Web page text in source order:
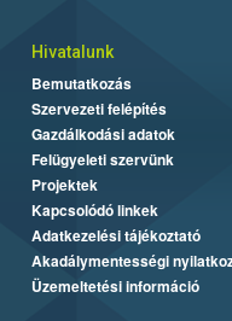
Hivatalunk
Bemutatkozás
Szervezeti felépítés
Gazdálkodási adatok
Felügyeleti szervünk
Projektek
Kapcsolódó linkek
Adatkezelési tájékoztató
Akadálymentességi
Üzemeltetési információ